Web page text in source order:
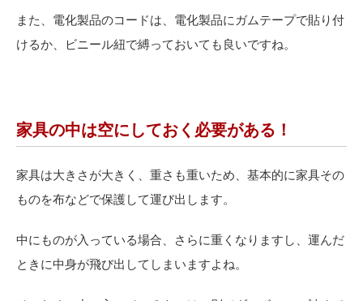
また、電化製品のコードは、電化製品にガムテープで貼り付
けるか、ビニール紐で縛っておいても良いですね。
家具の中は空にしておく必要がある！
家具は大きさが大きく、重さも重いため、基本的に家具その
ものを布などで保護して運び出します。
中にものが入っている場合、さらに重くなりますし、運んだ
ときに中身が飛び出してしまいますよね。